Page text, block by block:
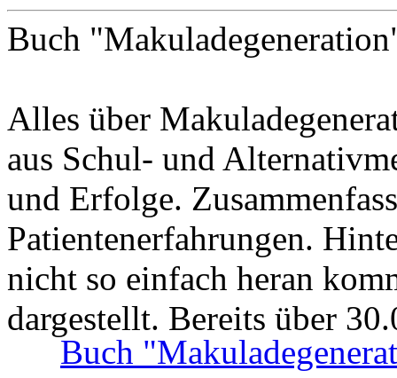
Buch
Alles über
aus Schul- und
und Erfolge.
Patientenerfahrungen.
nicht so einfach heran
dargestellt. Bereits über
Buch